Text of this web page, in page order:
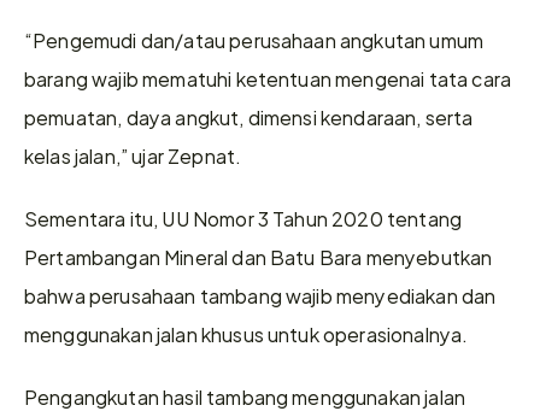
“Pengemudi dan/atau perusahaan angkutan umum
barang wajib mematuhi ketentuan mengenai tata cara
pemuatan, daya angkut, dimensi kendaraan, serta
kelas jalan,” ujar Zepnat.
Sementara itu, UU Nomor 3 Tahun 2020 tentang
Pertambangan Mineral dan Batu Bara menyebutkan
bahwa perusahaan tambang wajib menyediakan dan
menggunakan jalan khusus untuk operasionalnya.
Pengangkutan hasil tambang menggunakan jalan